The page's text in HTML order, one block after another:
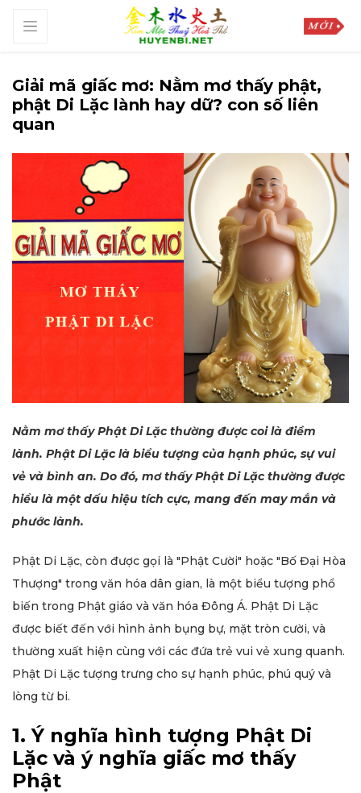
Giải mã giấc mơ: Nằm mơ thấy phật,
phật Di Lặc lành hay dữ? con số liên
quan
Nằm mơ thấy Phật Di Lặc thường được coi là điềm
lành. Phật Di Lặc là biểu tượng của hạnh phúc, sự vui
vẻ và bình an. Do đó, mơ thấy Phật Di Lặc thường được
hiểu là một dấu hiệu tích cực, mang đến may mắn và
phước lành.
Phật Di Lặc, còn được gọi là "Phật Cười" hoặc "Bố Đại Hòa
Thượng" trong văn hóa dân gian, là một biểu tượng phổ
biến trong Phật giáo và văn hóa Đông Á. Phật Di Lặc
được biết đến với hình ảnh bụng bự, mặt tròn cười, và
thường xuất hiện cùng với các đứa trẻ vui vẻ xung quanh.
Phật Di Lặc tượng trưng cho sự hạnh phúc, phú quý và
lòng từ bi.
1. Ý nghĩa hình tượng Phật Di
Lặc và ý nghĩa giấc mơ thấy
Phật